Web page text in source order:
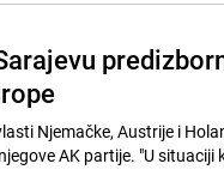
Njemačke, Austrije i
AK partije. "U situaciji